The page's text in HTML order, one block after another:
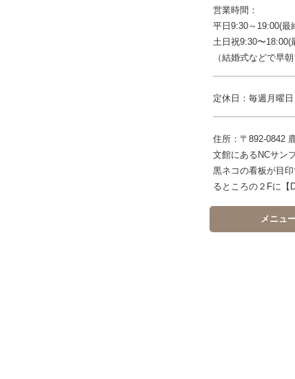
営業時間：
平日9:30～19:00(最
土日祝9:30〜18:00(
（結婚式などで早
定休日：毎週月曜
住所：〒892-0842
文館にあるNCサン
黒ネコの看板が目
るところの２Fに【
メニュ